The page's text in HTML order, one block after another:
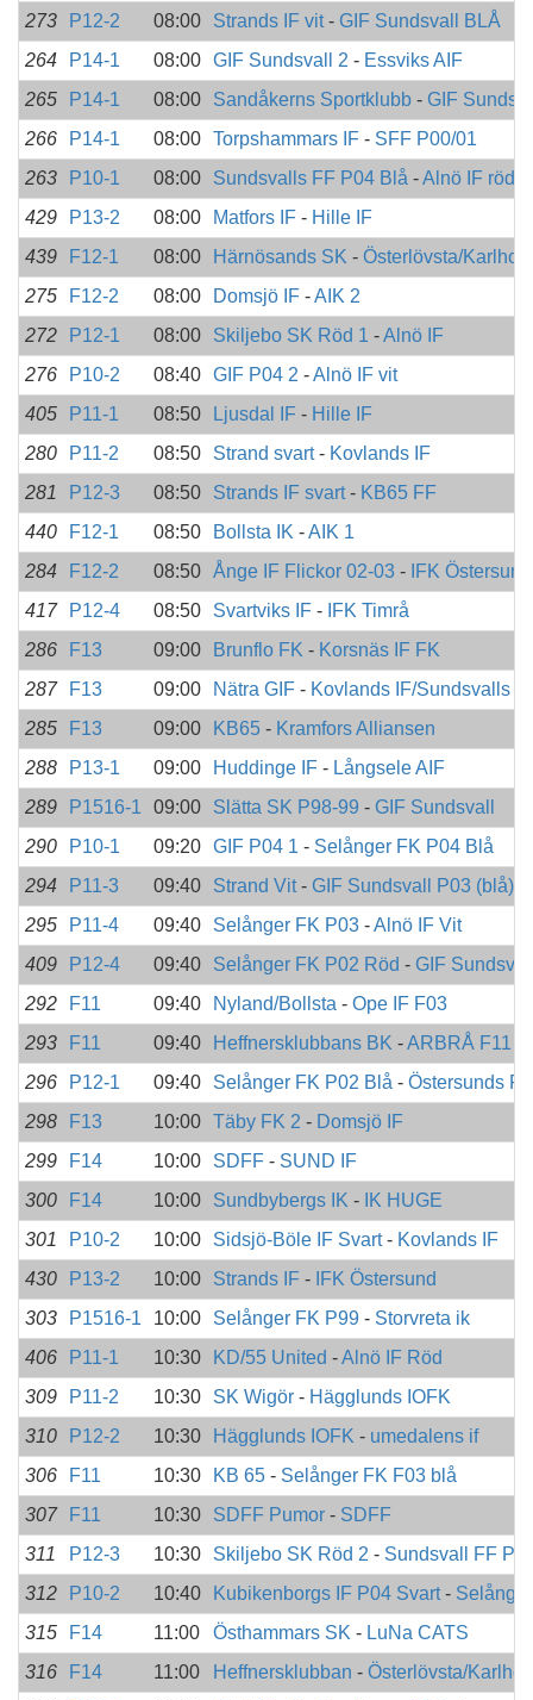
273 P12-2 08:00 Strands IF vit- GIF Sundsvall BLÅ
264
P14-1 08:00 GIF Sundsvall 2 - Essviks AIF
265
P14-1 08:00 Sandåkerns Sportklubb - GIF
266
P14-1 08:00 Torpshammars IF - SFF P00/01
263
P10-1 08:00 Sundsvalls FF P04 Blå -Alnö IF röd
429
P13-2 08:00 Matfors IF - Hille IF
439
F12-1 08:00 Härnösands SK - Österlövsta/
275
F12-2 08:00 Domsjö IF -AIK 2
272
P12-1 08:00 Skiljebo SK Röd 1 -Alnö IF
276
P10-2 08:40 GIF P04 2 -Alnö IF vit
405
P11-1 08:50 Ljusdal IF - Hille IF
280
P11-2 08:50 Strand svart- Kovlands IF
281
P12-3 08:50 Strands IF svart- KB65 FF
440
F12-1 08:50 Bollsta IK -AIK 1
284
F12-2 08:50 Ånge IF Flickor 02-03 - IFK Östersund
417
P12-4 08:50 Svartviks IF - IFK Timrå
286
F13 09:00 Brunflo FK - Korsnäs IF FK
287
F13 09:00 Nätra GIF - Kovlands IF/Sundsvalls
285
F13 09:00 KB65 - Kramfors Alliansen
288
P13-1 09:00 Huddinge IF - Långsele AIF
289
P1516-1 09:00 Slätta SK P98-99 - GIF Sundsvall
290
P10-1 09:20 GIF P04 1 - Selånger FK P04 Blå
294
P11-3 09:40 Strand Vit- GIF Sundsvall P03 (blå)
295
P11-4 09:40 Selånger FK P03 -Alnö IF Vit
409
P12-4 09:40 Selånger FK P02 Röd - GIF
292
F11 09:40 Nyland/Bollsta - Ope IF F03
293
F11 09:40 Heffnersklubbans BK -ARBRÅ F11
296
P12-1 09:40 Selånger FK P02 Blå - Östersunds FK
298
F13 10:00 Täby FK 2 - Domsjö IF
299
F14 10:00 SDFF - SUND IF
300
F14 10:00 Sundbybergs IK - IK HUGE
301
P10-2 10:00 Sidsjö-Böle IF Svart- Kovlands IF
430
P13-2 10:00 Strands IF - IFK Östersund
303
P1516-1 10:00 Selånger FK P99 - Storvreta ik
406
P11-1 10:30 KD/55 United -Alnö IF Röd
309
P11-2 10:30 SK Wigör - Hägglunds IOFK
310
P12-2 10:30 Hägglunds IOFK - umedalens if
306
F11 10:30 KB 65 - Selånger FK F03 blå
307
F11 10:30 SDFF Pumor - SDFF
311
P12-3 10:30 Skiljebo SK Röd 2 - Sundsvall FF
312
P10-2 10:40 Kubikenborgs IF P04 Svart-
315
F14 11:00 Östhammars SK - LuNa CATS
316
F14 11:00 Heffnersklubban - Österlövsta/